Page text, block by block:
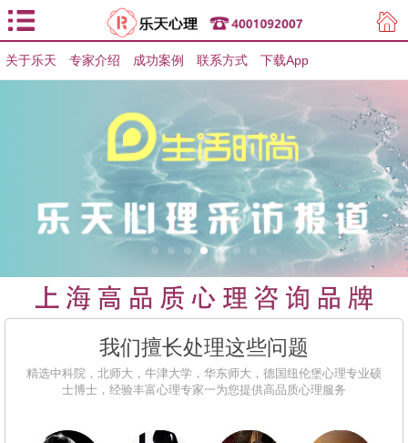
用户登录 用户注册
关于乐天 专家介绍 成功案例 联系方式 下载App
我们擅长处理这些问题
精选中科院，北师大，牛津大学，华东师大，德国纽伦堡心理专业硕
士博士，经验丰富心理专家一为您提供高品质心理服务